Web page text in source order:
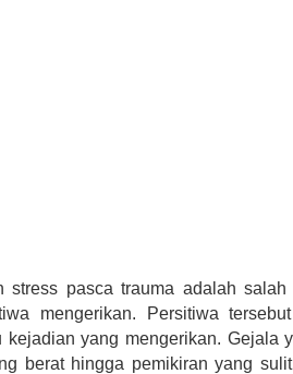
stress pasca trauma adalah
mengerikan. Persitiwa
kejadian yang mengerikan. Gejala
berat hingga pemikiran yang